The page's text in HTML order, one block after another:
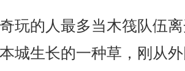
玩的人最多当木筏队伍
城生长的一种草，刚从